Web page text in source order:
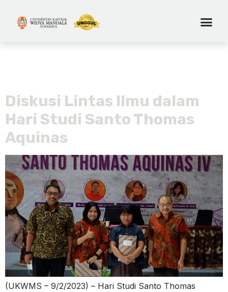
Diskusi Lintas Ilmu dalam
Hari Studi Santo Thomas
Aquinas
(UKWMS – 9/2/2023) – Hari Studi Santo Thomas